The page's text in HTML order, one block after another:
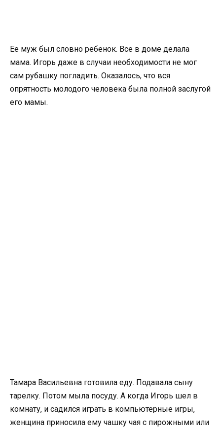
Ее муж был словно ребенок. Все в доме делала
мама. Игорь даже в случаи необходимости не мог
сам рубашку погладить. Оказалось, что вся
опрятность молодого человека была полной заслугой
его мамы.
Тамара Васильевна готовила еду. Подавала сыну
тарелку. Потом мыла посуду. А когда Игорь шел в
комнату, и садился играть в компьютерные игры,
женщина приносила ему чашку чая с пирожными или